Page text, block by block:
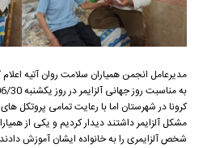
مدیرعامل انجمن همیاران سلامت روان آتیه اعلام
کرونا در شهرستان اما با رعایت تمامی پروتکل
مشکل آلزایمر داشتند دیدار کردیم و یکی از
شخص آلزایمری را به خانواده ایشان آموزش